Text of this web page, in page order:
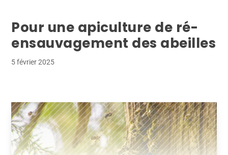
Pour une apiculture de ré-
ensauvagement des abeilles
5 février 2025